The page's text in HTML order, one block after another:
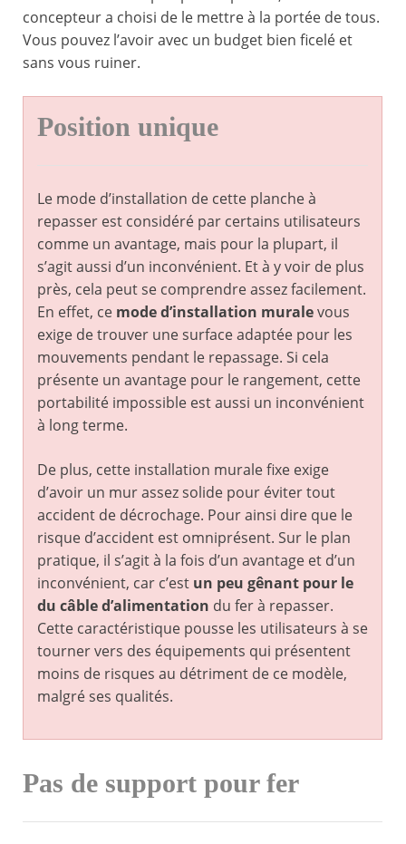
concepteur a choisi de le mettre à la portée de tous.
Vous pouvez l’avoir avec un budget bien ficelé et
sans vous ruiner.
Position unique
Le mode d’installation de cette planche à
repasser est considéré par certains utilisateurs
comme un avantage, mais pour la plupart, il
s’agit aussi d’un inconvénient. Et à y voir de plus
près, cela peut se comprendre assez facilement.
En effet, ce mode d’installation muralevous
exige de trouver une surface adaptée pour les
mouvements pendant le repassage. Si cela
présente un avantage pour le rangement, cette
portabilité impossible est aussi un inconvénient
à long terme.
De plus, cette installation murale fixe exige
d’avoir un mur assez solide pour éviter tout
accident de décrochage. Pour ainsi dire que le
risque d’accident est omniprésent. Sur le plan
pratique, il s’agit à la fois d’un avantage et d’un
inconvénient, car c’est un peu gênant pour le
du câble d’alimentation du fer à repasser.
Cette caractéristique pousse les utilisateurs à se
tourner vers des équipements qui présentent
moins de risques au détriment de ce modèle,
malgré ses qualités.
Pas de support pour fer